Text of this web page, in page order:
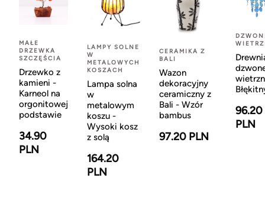
MAŁE
DRZEWKA
SZCZĘŚCIA
Drzewko z
kamieni -
Karneol na
orgonitowej
podstawie
34.90
PLN
LAMPY SOLNE
W
METALOWYCH
KOSZACH
Lampa solna
w
metalowym
koszu -
Wysoki kosz
z solą
164.20
PLN
CERAMIKA Z
BALI
Wazon
dekoracyjny
ceramiczny z
Bali - Wzór
bambus
97.20 PLN
96.20
PLN